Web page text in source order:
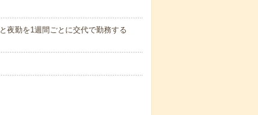
夜勤を1週間ごとに交代で勤務する